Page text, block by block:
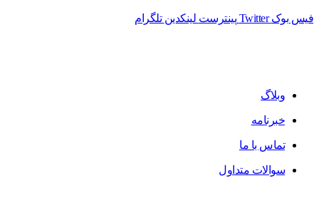
فیس بوک Twitter پینترست لینکدین تلگرام
وبلاگ
خبرنامه
تماس با ما
سوالات متداول